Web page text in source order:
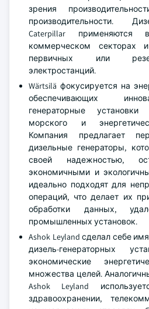
зрения
производительности.
Caterpillar
коммерческом секторах
первичных или
электростанций.
Wärtsilä фокусируется на
обеспечивающих
генераторные
морского и
Компания предлагает
дизельные генераторы,
своей надежностью,
экономичными и
идеально подходят для
операций, что делает их
обработки данных,
промышленных установок.
Ashok Leyland сделал себе
дизель-генераторных
экономические
множества целей.
Ashok Leyland
здравоохранении,